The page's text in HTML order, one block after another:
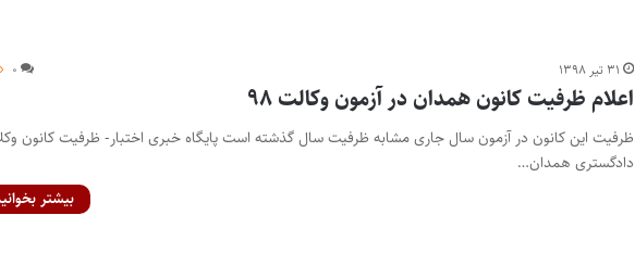
۳۱ تیر ۱۳۹۸ ۰
اعلام ظرفیت کانون همدان در آزمون وکالت ۹۸
ظرفیت این کانون در آزمون سال جاری مشابه ظرفیت سال گذشته است پایگاه خبری اختبار- ظرفیت کانون
دادگستری همدان…
بیشتر